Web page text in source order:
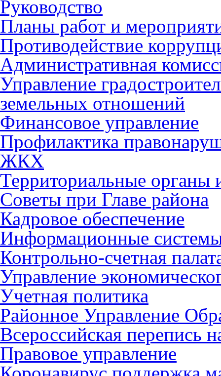
Руководство
Планы работ и
Противодействие
Административная
Управление
земельных отношений
Финансовое управление
Профилактика
ЖКХ
Территориальные органы
Советы при Главе района
Кадровое обеспечение
Информационные
Контрольно-счетная
Управление
Учетная политика
Районное Управление
Всероссийская перепись
Правовое управление